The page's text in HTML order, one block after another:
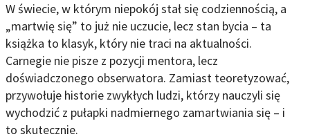
W świecie, w którym niepokój stał się codziennością, a
„martwię się” to już nie uczucie, lecz stan bycia – ta
książka to klasyk, który nie traci na aktualności.
Carnegie nie pisze z pozycji mentora, lecz
doświadczonego obserwatora. Zamiast teoretyzować,
przywołuje historie zwykłych ludzi, którzy nauczyli się
wychodzić z pułapki nadmiernego zamartwiania się – i
to skutecznie.